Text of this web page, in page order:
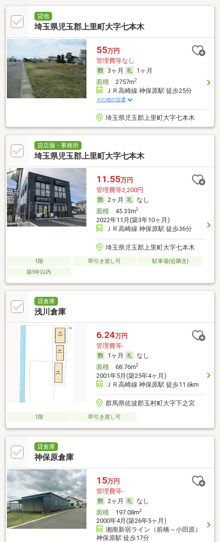
貸地
埼玉県児玉郡上里町大字七本木
55万円
管理費等なし
3ヶ月
1ヶ月
面積2757m2
ＪＲ高崎線 神保原駅 徒歩25分
その他の交通
埼玉県児玉郡上里町大字七本木
貸店舗・事務所
埼玉県児玉郡上里町大字七本木
11.55万円
管理費等2,200円
2ヶ月
なし
面積45.33m2
2022年11月(築3年10ヶ月)
ＪＲ高崎線 神保原駅 徒歩36分
埼玉県児玉郡上里町大字七本木
1階 即引き渡し可
駐車場(近隣含)
築5年以内
貸倉庫
浅川倉庫
6.24万円
管理費等-
1ヶ月
なし
面積68.76m2
2001年5月(築25年4ヶ月)
ＪＲ高崎線 神保原駅 徒歩11.6km
群馬県佐波郡玉村町大字下之宮
1階 即引き渡し可
貸倉庫
神保原倉庫
15万円
管理費等-
2ヶ月
なし
面積197.08m2
2000年4月(築26年5ヶ月)
湘南新宿ライン（前橋～小田原）
神保原駅 徒歩17分